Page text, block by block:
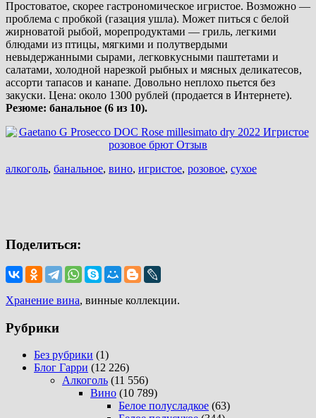
Простоватое, скорее гастрономическое игристое. Возможно —
проблема с пробкой (газация ушла). Может питься с белой
жирноватой рыбой, морепродуктами — гриль, легкими
блюдами из птицы, мягкими и полутвердыми
невыдержанными сырами, легковкусными паштетами и
салатами, холодной нарезкой рыбных и мясных деликатесов,
ассорти тапасов и канапе. Довольно неплохо пьется без
закуски. Цена: около 1300 рублей (продается в Интернете).
Резюме: банальное (6 из 10).
алкоголь, банальное, вино, игристое, розовое, сухое
Поделиться:
Хранение вина, винные коллекции.
Рубрики
Без рубрики (1)
Блог Гарри (12 226)
Алкоголь (11 556)
Вино (10 789)
Белое полусладкое (63)